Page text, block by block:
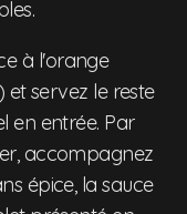
à l'orange
et servez le reste
en entrée. Par
accompagnez
épice, la sauce